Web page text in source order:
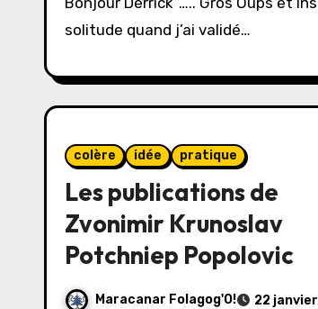
solitude quand j’ai validé…
colère idée pratique
Les publications de
Zvonimir Krunoslav
Potchniep Popolovic
Maracanar Folagog'O!
22 janvier